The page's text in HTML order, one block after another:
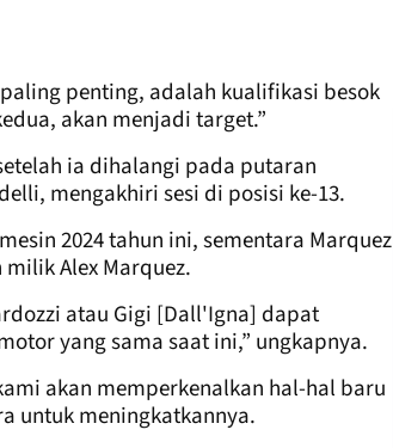
penting, adalah kualifikasi besok
akan menjadi target.”
ia dihalangi pada putaran
mengakhiri sesi di posisi ke-13.
2024 tahun ini, sementara Marquez
Alex Marquez.
atau Gigi [Dall'Igna] dapat
yang sama saat ini,” ungkapnya.
akan memperkenalkan hal-hal baru
untuk meningkatkannya.